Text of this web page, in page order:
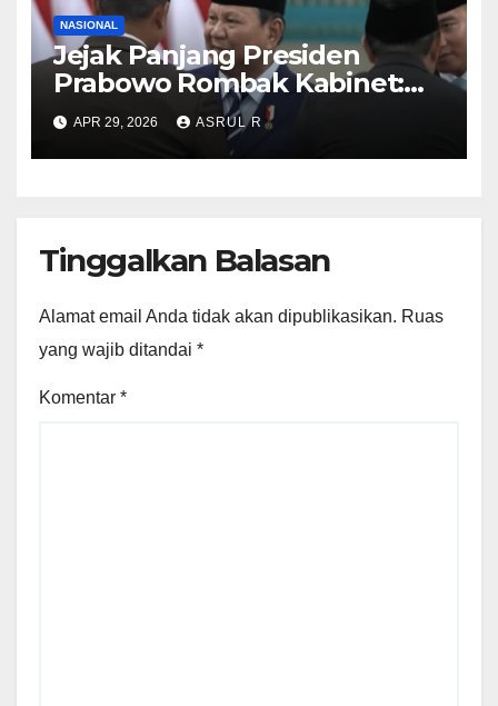
NASIONAL
Jejak Panjang Presiden
Prabowo Rombak Kabinet:
Ganti Mendikti Saintek
sampai Geser Menteri
Lingkungan Hidup
APR 29, 2026 ASRUL R
Tinggalkan Balasan
Alamat email Anda tidak akan dipublikasikan. Ruas
yang wajib ditandai *
Komentar *